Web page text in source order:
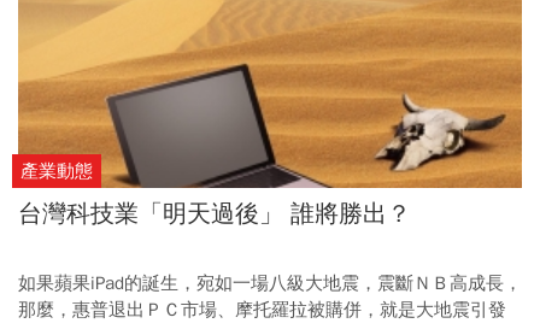
產業動態
台灣科技業「明天過後」 誰將勝出？
如果蘋果iPad的誕生，宛如一場八級大地震，震斷ＮＢ高成長，
那麼，惠普退出ＰＣ市場、摩托羅拉被購併，就是大地震引發